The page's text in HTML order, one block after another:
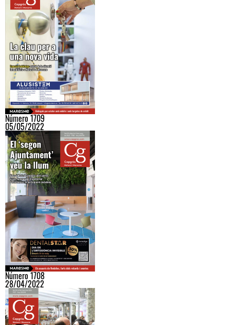
Número 1709
05/05/2022
Número 1708
28/04/2022